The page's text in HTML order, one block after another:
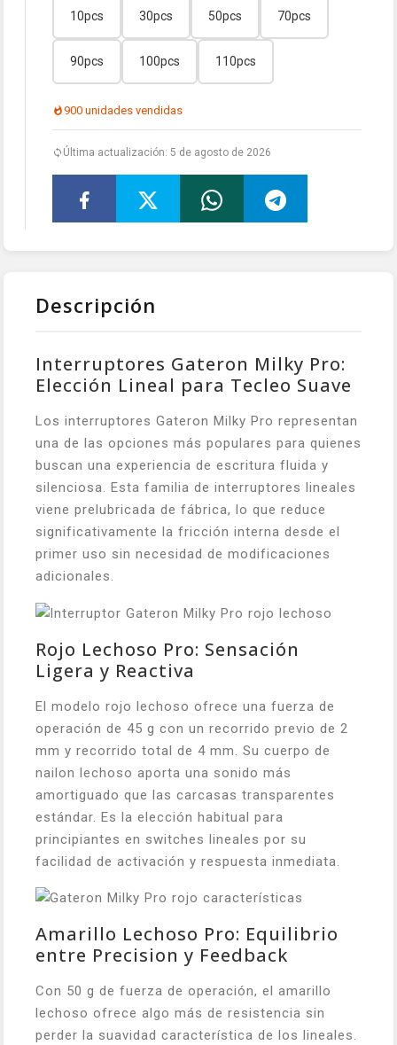
10pcs 30pcs 50pcs 70pcs
90pcs 100pcs 110pcs
900 unidades vendidas
Última actualización: 5 de agosto de 2026
Descripción
Interruptores Gateron Milky Pro:
Elección Lineal para Tecleo Suave
Los interruptores Gateron Milky Pro representan
una de las opciones más populares para quienes
buscan una experiencia de escritura fluida y
silenciosa. Esta familia de interruptores lineales
viene prelubricada de fábrica, lo que reduce
significativamente la fricción interna desde el
primer uso sin necesidad de modificaciones
adicionales.
Rojo Lechoso Pro: Sensación
Ligera y Reactiva
El modelo rojo lechoso ofrece una fuerza de
operación de 45 g con un recorrido previo de 2
mm y recorrido total de 4 mm. Su cuerpo de
nailon lechoso aporta una sonido más
amortiguado que las carcasas transparentes
estándar. Es la elección habitual para
principiantes en switches lineales por su
facilidad de activación y respuesta inmediata.
Amarillo Lechoso Pro: Equilibrio
entre Precision y Feedback
Con 50 g de fuerza de operación, el amarillo
lechoso ofrece algo más de resistencia sin
perder la suavidad característica de los lineales.